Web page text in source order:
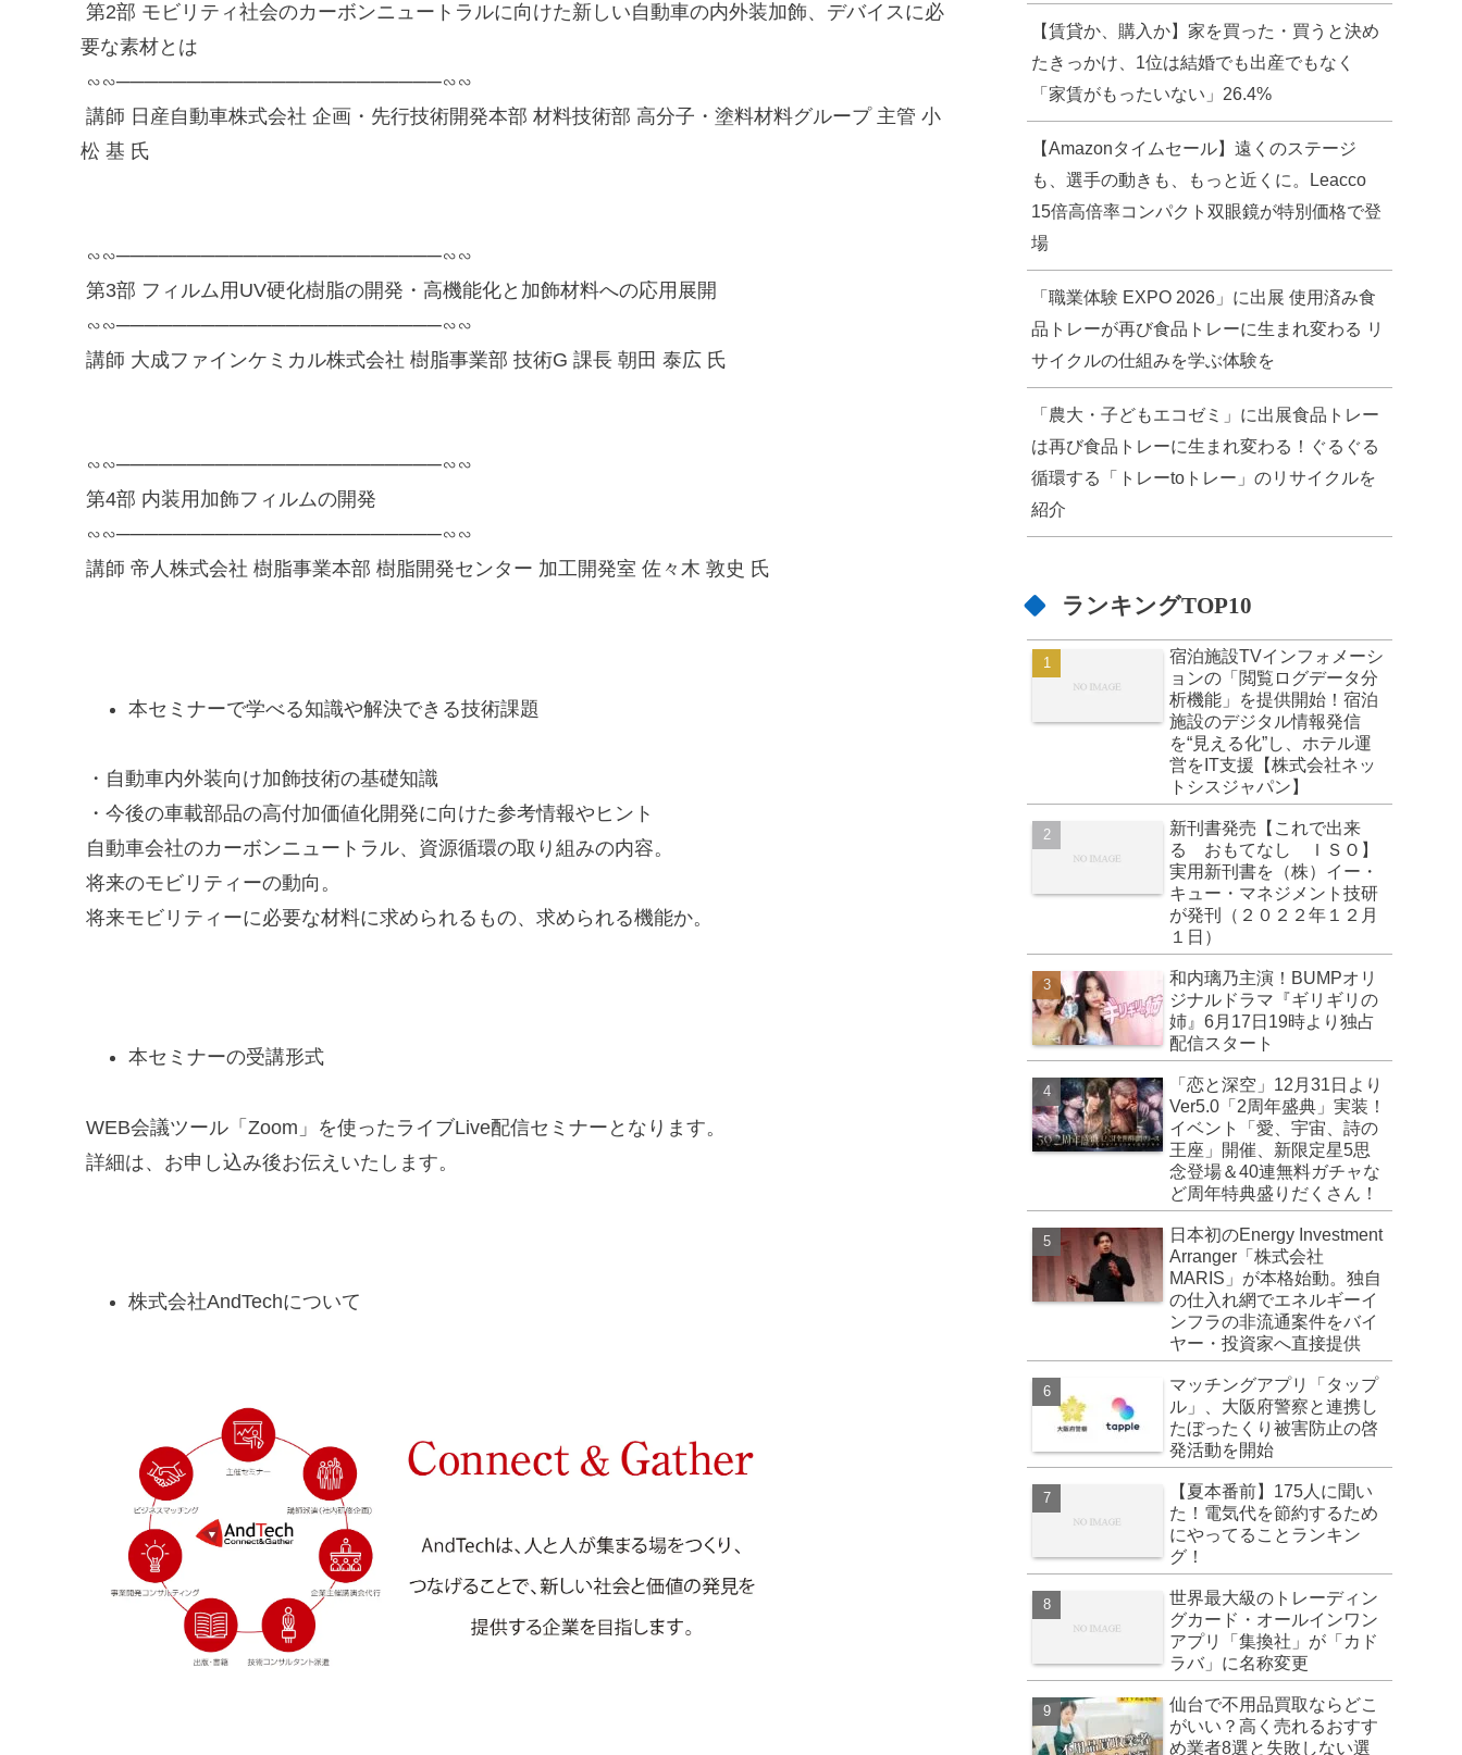
第2部 モビリティ社会のカーボンニュートラルに向けた新しい自動車の内外装加飾、デバイスに必
要な素材とは
∽∽───────────────────────∽∽
講師 日産自動車株式会社 企画・先行技術開発本部 材料技術部 高分子・塗料材料グループ 主管 小
松 基 氏
∽∽───────────────────────∽∽
第3部 フィルム用UV硬化樹脂の開発・高機能化と加飾材料への応用展開
∽∽───────────────────────∽∽
講師 大成ファインケミカル株式会社 樹脂事業部 技術G 課長 朝田 泰広 氏
∽∽───────────────────────∽∽
第4部 内装用加飾フィルムの開発
∽∽───────────────────────∽∽
講師 帝人株式会社 樹脂事業本部 樹脂開発センター 加工開発室 佐々木 敦史 氏
本セミナーで学べる知識や解決できる技術課題
・自動車内外装向け加飾技術の基礎知識
・今後の車載部品の高付加価値化開発に向けた参考情報やヒント
自動車会社のカーボンニュートラル、資源循環の取り組みの内容。
将来のモビリティーの動向。
将来モビリティーに必要な材料に求められるもの、求められる機能か。
本セミナーの受講形式
WEB会議ツール「Zoom」を使ったライブLive配信セミナーとなります。
詳細は、お申し込み後お伝えいたします。
株式会社AndTechについて
【賃貸か、購入か】家を買った・買うと決め
たきっかけ、1位は結婚でも出産でもなく
「家賃がもったいない」26.4%
【Amazonタイムセール】遠くのステージ
も、選手の動きも、もっと近くに。Leacco
15倍高倍率コンパクト双眼鏡が特別価格で登
場
「職業体験 EXPO 2026」に出展 使用済み食
品トレーが再び食品トレーに生まれ変わる リ
サイクルの仕組みを学ぶ体験を
「農大・子どもエコゼミ」に出展食品トレー
は再び食品トレーに生まれ変わる！ぐるぐる
循環する「トレーtoトレー」のリサイクルを
紹介
ランキングTOP10
宿泊施設TVインフォメーシ
ョンの「閲覧ログデータ分
析機能」を提供開始！宿泊
施設のデジタル情報発信
を“見える化”し、ホテル運
営をIT支援【株式会社ネッ
トシスジャパン】
新刊書発売【これで出来
る おもてなし ＩＳＯ】
実用新刊書を（株）イー・
キュー・マネジメント技研
が発刊（２０２２年１２月
１日）
和内璃乃主演！BUMPオリ
ジナルドラマ『ギリギリの
姉』6月17日19時より独占
配信スタート
「恋と深空」12月31日より
Ver5.0「2周年盛典」実装！
イベント「愛、宇宙、詩の
王座」開催、新限定星5思
念登場＆40連無料ガチャな
ど周年特典盛りだくさん！
日本初のEnergy Investment
Arranger「株式会社
MARIS」が本格始動。独自
の仕入れ網でエネルギーイ
ンフラの非流通案件をバイ
ヤー・投資家へ直接提供
マッチングアプリ「タップ
ル」、大阪府警察と連携し
たぼったくり被害防止の啓
発活動を開始
【夏本番前】175人に聞い
た！電気代を節約するため
にやってることランキン
グ！
世界最大級のトレーディン
グカード・オールインワン
アプリ「集換社」が「カド
ラバ」に名称変更
仙台で不用品買取ならどこ
がいい？高く売れるおすす
め業者8選と失敗しない選